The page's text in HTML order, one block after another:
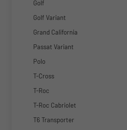
Golf
Golf Variant
Grand California
Passat Variant
Polo
T-Cross
T-Roc
T-Roc Cabriolet
T6 Transporter